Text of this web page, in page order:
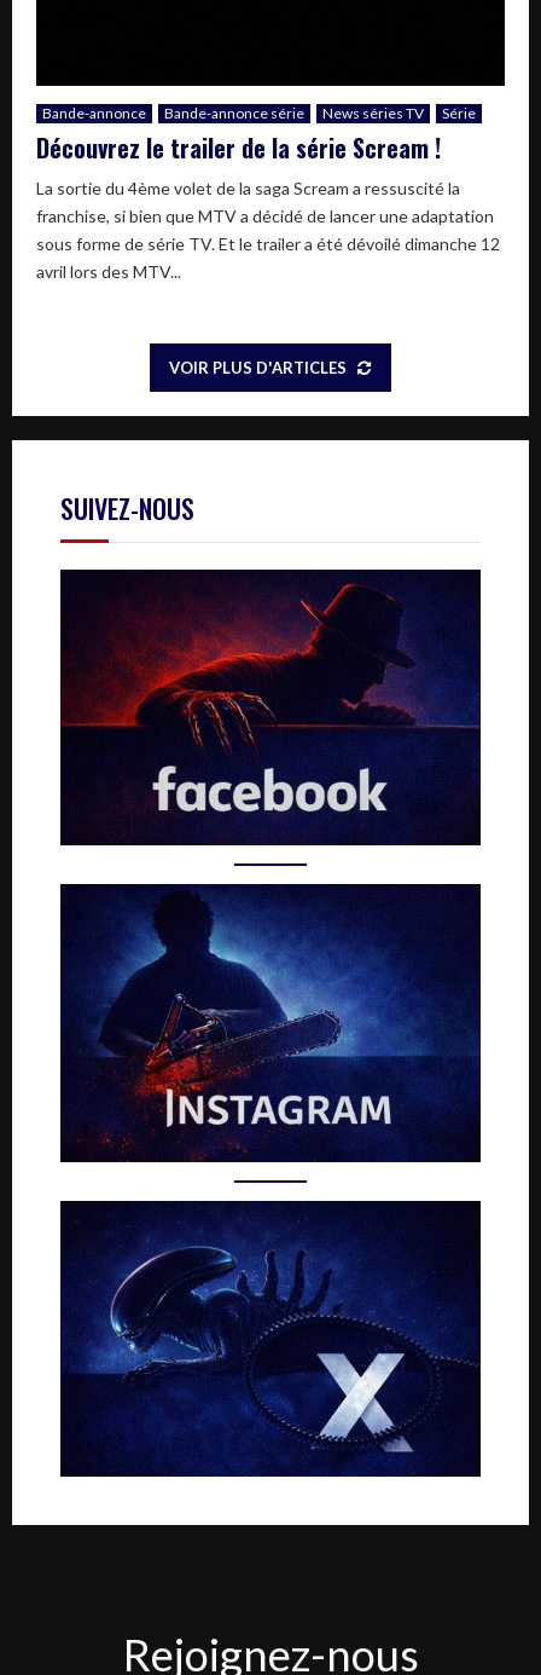
Bande-annonce Bande-annonce série News séries TV Série
Découvrez le trailer de la série Scream !
La sortie du 4ème volet de la saga Scream a ressuscité la
franchise, si bien que MTV a décidé de lancer une adaptation
sous forme de série TV. Et le trailer a été dévoilé dimanche 12
avril lors des MTV...
VOIR PLUS D'ARTICLES
SUIVEZ-NOUS
Rejoignez-nous